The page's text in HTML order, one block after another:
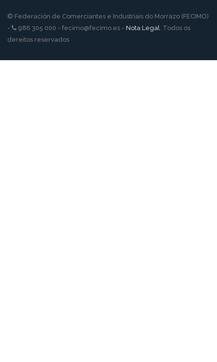
© Federación de Comerciantes e Industriais do Morrazo (FECIMO)
-
986 305 000 - fecimo@fecimo.es - Nota Legal. Todos os
dereitos reservados